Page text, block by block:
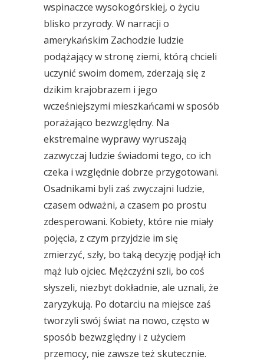
wspinaczce wysokogórskiej, o życiu
blisko przyrody. W narracji o
amerykańskim Zachodzie ludzie
podążający w stronę ziemi, którą chcieli
uczynić swoim domem, zderzają się z
dzikim krajobrazem i jego
wcześniejszymi mieszkańcami w sposób
porażająco bezwzględny. Na
ekstremalne wyprawy wyruszają
zazwyczaj ludzie świadomi tego, co ich
czeka i względnie dobrze przygotowani.
Osadnikami byli zaś zwyczajni ludzie,
czasem odważni, a czasem po prostu
zdesperowani. Kobiety, które nie miały
pojęcia, z czym przyjdzie im się
zmierzyć, szły, bo taką decyzję podjął ich
mąż lub ojciec. Mężczyźni szli, bo coś
słyszeli, niezbyt dokładnie, ale uznali, że
zaryzykują. Po dotarciu na miejsce zaś
tworzyli swój świat na nowo, często w
sposób bezwzględny i z użyciem
przemocy, nie zawsze też skutecznie.